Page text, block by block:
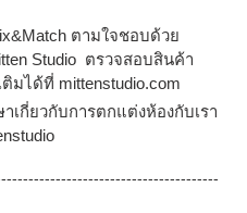
ตามใจชอบด้วย
Studio ตรวจสอบสินค้า
มได้ที่ mittenstudio.com
เกี่ยวกับการตกแต่งห้องกับเรา